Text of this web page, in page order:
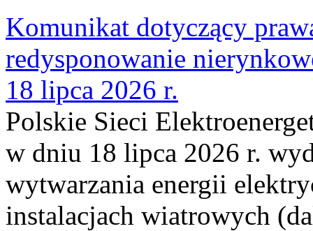
Komunikat dotyczący
redysponowanie
18 lipca 2026 r.
Polskie Sieci
w dniu 18 lipca 2026 r.
wytwarzania energii
instalacjach wiatrowych